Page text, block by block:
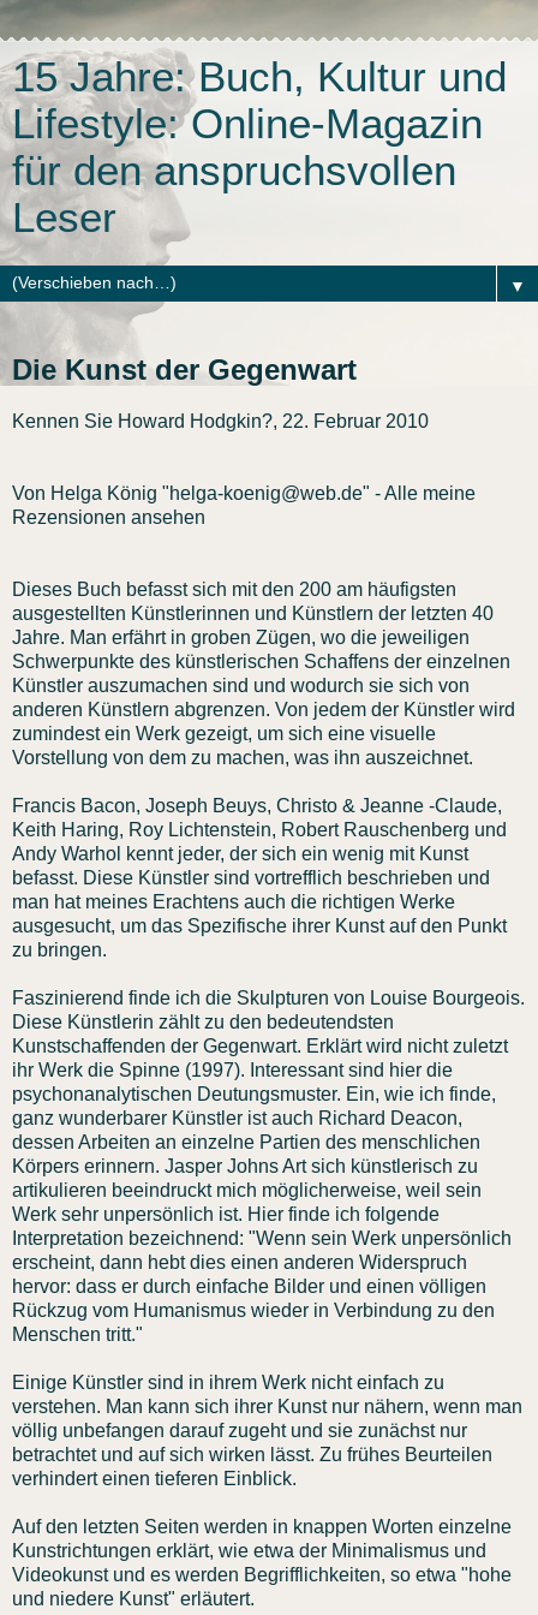
15 Jahre: Buch, Kultur und
Lifestyle: Online-Magazin
für den anspruchsvollen
Leser
▼
Die Kunst der Gegenwart
Kennen Sie Howard Hodgkin?, 22. Februar 2010
Von Helga König "helga-koenig@web.de" - Alle meine
Rezensionen ansehen
Dieses Buch befasst sich mit den 200 am häufigsten
ausgestellten Künstlerinnen und Künstlern der letzten 40
Jahre. Man erfährt in groben Zügen, wo die jeweiligen
Schwerpunkte des künstlerischen Schaffens der einzelnen
Künstler auszumachen sind und wodurch sie sich von
anderen Künstlern abgrenzen. Von jedem der Künstler wird
zumindest ein Werk gezeigt, um sich eine visuelle
Vorstellung von dem zu machen, was ihn auszeichnet.
Francis Bacon, Joseph Beuys, Christo & Jeanne -Claude,
Keith Haring, Roy Lichtenstein, Robert Rauschenberg und
Andy Warhol kennt jeder, der sich ein wenig mit Kunst
befasst. Diese Künstler sind vortrefflich beschrieben und
man hat meines Erachtens auch die richtigen Werke
ausgesucht, um das Spezifische ihrer Kunst auf den Punkt
zu bringen.
Faszinierend finde ich die Skulpturen von Louise Bourgeois.
Diese Künstlerin zählt zu den bedeutendsten
Kunstschaffenden der Gegenwart. Erklärt wird nicht zuletzt
ihr Werk die Spinne (1997). Interessant sind hier die
psychonanalytischen Deutungsmuster. Ein, wie ich finde,
ganz wunderbarer Künstler ist auch Richard Deacon,
dessen Arbeiten an einzelne Partien des menschlichen
Körpers erinnern. Jasper Johns Art sich künstlerisch zu
artikulieren beeindruckt mich möglicherweise, weil sein
Werk sehr unpersönlich ist. Hier finde ich folgende
Interpretation bezeichnend: "Wenn sein Werk unpersönlich
erscheint, dann hebt dies einen anderen Widerspruch
hervor: dass er durch einfache Bilder und einen völligen
Rückzug vom Humanismus wieder in Verbindung zu den
Menschen tritt."
Einige Künstler sind in ihrem Werk nicht einfach zu
verstehen. Man kann sich ihrer Kunst nur nähern, wenn man
völlig unbefangen darauf zugeht und sie zunächst nur
betrachtet und auf sich wirken lässt. Zu frühes Beurteilen
verhindert einen tieferen Einblick.
Auf den letzten Seiten werden in knappen Worten einzelne
Kunstrichtungen erklärt, wie etwa der Minimalismus und
Videokunst und es werden Begrifflichkeiten, so etwa "hohe
und niedere Kunst" erläutert.